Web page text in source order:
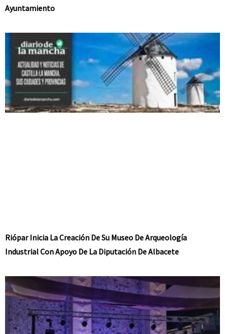
Ayuntamiento
Riópar Inicia La Creación De Su Museo De Arqueología
Industrial Con Apoyo De La Diputación De Albacete